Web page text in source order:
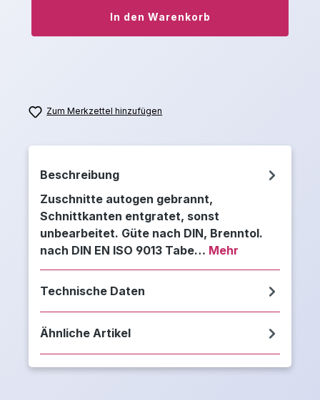
In den Warenkorb
Zum Merkzettel hinzufügen
Beschreibung
Zuschnitte autogen gebrannt,
Schnittkanten entgratet, sonst
unbearbeitet. Güte nach DIN, Brenntol.
nach DIN EN ISO 9013 Tabe… Mehr
Technische Daten
Ähnliche Artikel